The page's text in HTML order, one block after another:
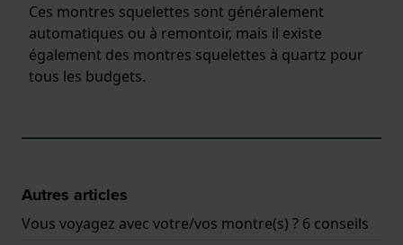
Ces montres squelettes sont généralement
automatiques ou à remontoir, mais il existe
également des montres squelettes à quartz pour
tous les budgets.
Autres articles
Vous voyagez avec votre/vos montre(s) ? 6 conseils